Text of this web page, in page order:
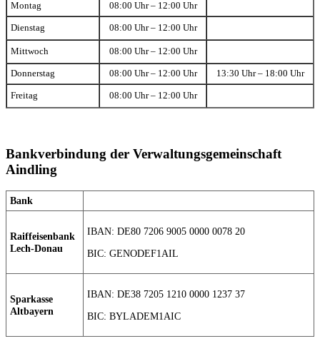
Montag 08:00 Uhr – 12:00 Uhr
Dienstag 08:00 Uhr – 12:00 Uhr
Mittwoch 08:00 Uhr – 12:00 Uhr
Donnerstag 08:00 Uhr – 12:00 Uhr 13:30 Uhr – 18:00 Uhr
Freitag 08:00 Uhr – 12:00 Uhr
Bankverbindung der Verwaltungsgemeinschaft
Aindling
Bank
Raiffeisenbank
Lech-Donau
IBAN: DE80 7206 9005 0000 0078 20
BIC: GENODEF1AIL
Sparkasse
Altbayern
IBAN: DE38 7205 1210 0000 1237 37
BIC: BYLADEM1AIC